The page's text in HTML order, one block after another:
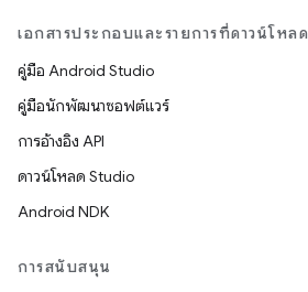
เอกสารประกอบและรายการที่ดาวน์โหลด
คู่มือ Android Studio
คู่มือนักพัฒนาซอฟต์แวร์
การอ้างอิง API
ดาวน์โหลด Studio
Android NDK
การสนับสนุน